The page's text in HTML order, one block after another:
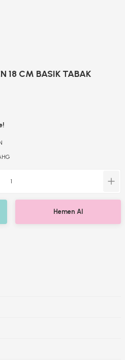
18 CM BASIK TABAK
Hemen Al